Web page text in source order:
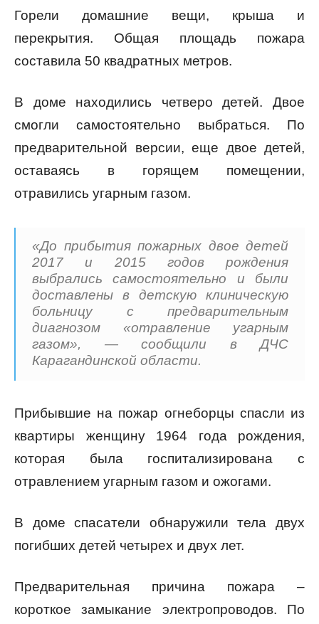
Горели домашние вещи, крыша и
перекрытия. Общая площадь пожара
составила 50 квадратных метров.
В доме находились четверо детей. Двое
смогли самостоятельно выбраться. По
предварительной версии, еще двое детей,
оставаясь в горящем помещении,
отравились угарным газом.
«До прибытия пожарных двое детей
2017 и 2015 годов рождения
выбрались самостоятельно и были
доставлены в детскую клиническую
больницу с предварительным
диагнозом «отравление угарным
газом», — сообщили в ДЧС
Карагандинской области.
Прибывшие на пожар огнеборцы спасли из
квартиры женщину 1964 года рождения,
которая была госпитализирована с
отравлением угарным газом и ожогами.
В доме спасатели обнаружили тела двух
погибших детей четырех и двух лет.
Предварительная причина пожара –
короткое замыкание электропроводов. По